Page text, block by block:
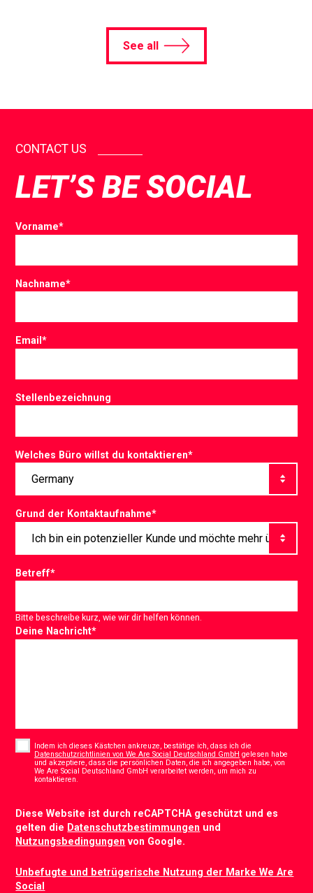
See all
CONTACT US
LET’S BE SOCIAL
Vorname*
Nachname*
Email*
Stellenbezeichnung
Welches Büro willst du kontaktieren*
Grund der Kontaktaufnahme*
Betreff*
Bitte beschreibe kurz, wie wir dir helfen können.
Deine Nachricht*
Indem ich dieses Kästchen ankreuze, bestätige ich, dass ich die
Datenschutzrichtlinien von We Are Social Deutschland GmbH gelesen habe
und akzeptiere, dass die persönlichen Daten, die ich angegeben habe, von
We Are Social Deutschland GmbH verarbeitet werden, um mich zu
kontaktieren.
Diese Website ist durch reCAPTCHA geschützt und es
gelten die Datenschutzbestimmungen und
Nutzungsbedingungen von Google.
Unbefugte und betrügerische Nutzung der Marke We Are
Social